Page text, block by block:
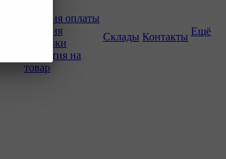
Условия оплаты
Условия
доставки
Гарантия на
товар
Склады Контакты Ещё